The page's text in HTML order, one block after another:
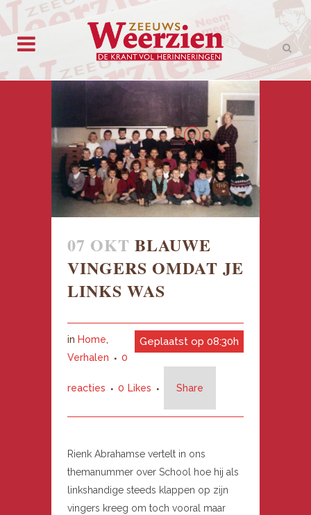
07 OKT BLAUWE
VINGERS OMDAT JE
LINKS WAS
Geplaatst op 08:30h
in Home,
Verhalen
0
reacties 0 Likes Share
Rienk Abrahamse vertelt in ons
themanummer over School hoe hij als
linkshandige steeds klappen op zijn
vingers kreeg om toch vooral maar